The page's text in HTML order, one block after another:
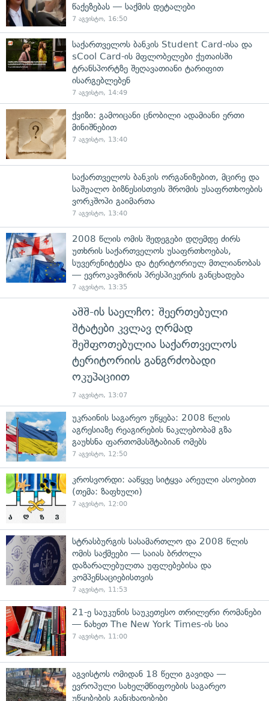
წაქეზებას — საქმის დეტალები
7 აგვისტო, 16:50
საქართველოს ბანკის Student Card-ისა და
sCool Card-ის მფლობელები ქუთაისში
ტრანსპორტზე შეღავათიანი ტარიფით
ისარგებლებენ
7 აგვისტო, 14:49
ქვიზი: გამოიცანი ცნობილი ადამიანი ერთი
მინიშნებით
7 აგვისტო, 13:40
საქართველოს ბანკის ორგანიზებით, მცირე და
საშუალო ბიზნესისთვის შრომის უსაფრთხოების
ვორკშოპი გაიმართა
7 აგვისტო, 13:40
2008 წლის ომის შედეგები დღემდე ძირს
უთხრის საქართველოს უსაფრთხოებას,
სუვერენიტეტსა და ტერიტორიულ მთლიანობას
— ევროკავშირის პრესპიკერის განცხადება
7 აგვისტო, 13:35
აშშ-ის საელჩო: შეერთებული
შტატები კვლავ ღრმად
შეშფოთებულია საქართველოს
ტერიტორიის განგრძობადი
ოკუპაციით
7 აგვისტო, 13:07
უკრაინის საგარეო უწყება: 2008 წლის
აგრესიაზე რეაგირების ნაკლებობამ გზა
გაუხსნა ფართომასშტაბიან ომებს
7 აგვისტო, 12:50
კროსვორდი: ააწყვე სიტყვა არეული ასოებით
(თემა: ზაფხული)
7 აგვისტო, 12:00
სტრასბურგის სასამართლო და 2008 წლის
ომის საქმეები — საიას ბრძოლა
დაზარალებულთა უფლებებისა და
კომპენსაციებისთვის
7 აგვისტო, 11:53
21-ე საუკუნის საუკეთესო თრილერი რომანები
— ნახეთ The New York Times-ის სია
7 აგვისტო, 11:00
აგვისტოს ომიდან 18 წელი გავიდა —
ევროპული სახელმწიფოების საგარეო
უწყებების განცხადებები